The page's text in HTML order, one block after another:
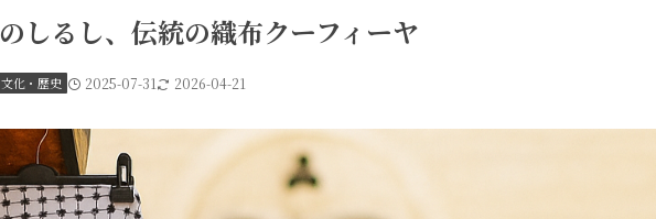
しるし、伝統の織布クーフィーヤ
文化・歴史 2025-07-31 2026-04-21